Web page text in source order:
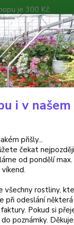
je 300 Kč.
po přijetí
- 166
- 166
do
i v našem
přišly...
čekat
od pondělí
všechny rostliny,
při odeslání některá
Pokud si
poznámky.